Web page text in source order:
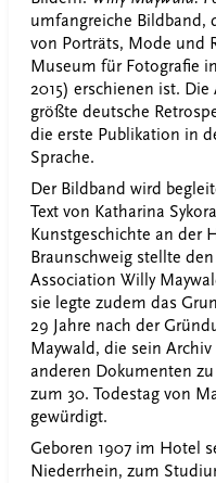
umfangreiche Bildband,
von Porträts, Mode und
Museum für Fotografie
2015) erschienen ist.
größte deutsche
die erste Publikation in
Sprache.
Der Bildband wird
Text von Katharina
Kunstgeschichte an der
Braunschweig stellte
Association Willy
sie legte zudem das
29 Jahre nach der
Maywald, die sein
anderen Dokumenten
zum 30. Todestag von
gewürdigt.
Geboren 1907 im Hotel
Niederrhein, zum